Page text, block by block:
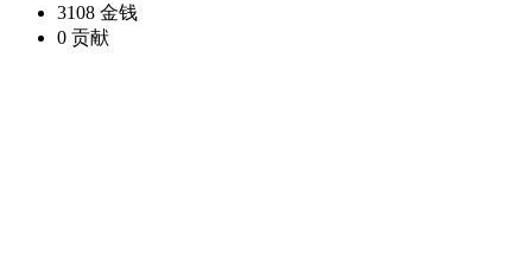
3108 金钱
0 贡献